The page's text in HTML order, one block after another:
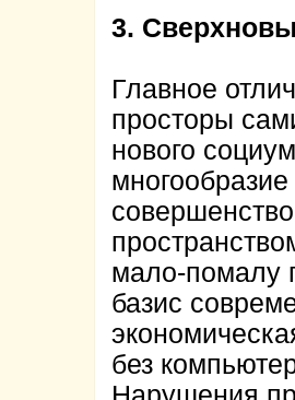
3.
Главное
просторы
нового
мало-помалу
базис
без